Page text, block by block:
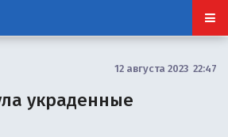
12 августа 2023 22:47
украденные